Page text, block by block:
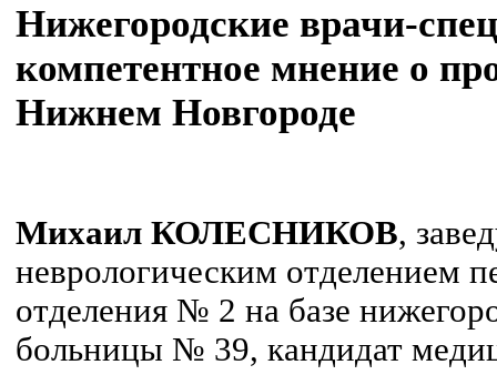
Нижегородские врачи-
компетентное мнение о
Нижнем Новгороде
Михаил КОЛЕСНИКОВ,
неврологическим отделением
отделения № 2 на базе
больницы № 39, кандидат